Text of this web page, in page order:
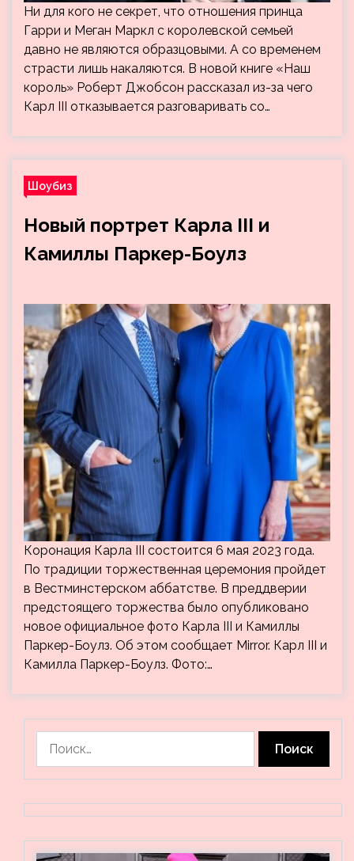
Ни для кого не секрет, что отношения принца
Гарри и Меган Маркл с королевской семьей
давно не являются образцовыми. А со временем
страсти лишь накаляются. В новой книге «Наш
король» Роберт Джобсон рассказал из-за чего
Карл III отказывается разговаривать со…
Шоубиз
Новый портрет Карла III и
Камиллы Паркер-Боулз
Коронация Карла III состоится 6 мая 2023 года.
По традиции торжественная церемония пройдет
в Вестминстерском аббатстве. В преддверии
предстоящего торжества было опубликовано
новое официальное фото Карла III и Камиллы
Паркер-Боулз. Об этом сообщает Mirror. Карл III и
Камилла Паркер-Боулз. Фото:…